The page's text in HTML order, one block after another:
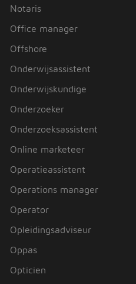
Notaris
Office manager
Offshore
Onderwijsassistent
Onderwijskundige
Onderzoeker
Onderzoeksassistent
Online marketeer
Operatieassistent
Operations manager
Operator
Opleidingsadviseur
Oppas
Opticien